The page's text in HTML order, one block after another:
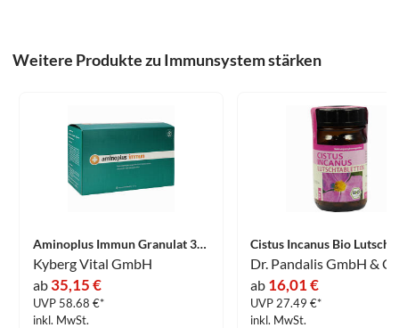
Weitere Produkte zu Immunsystem stärken
Aminoplus Immun Granulat 30 Stück
Kyberg Vital GmbH
ab 35,15 €
UVP 58.68 €*
inkl. MwSt.
ab 16,01 €
UVP 27.49 €*
inkl. MwSt.